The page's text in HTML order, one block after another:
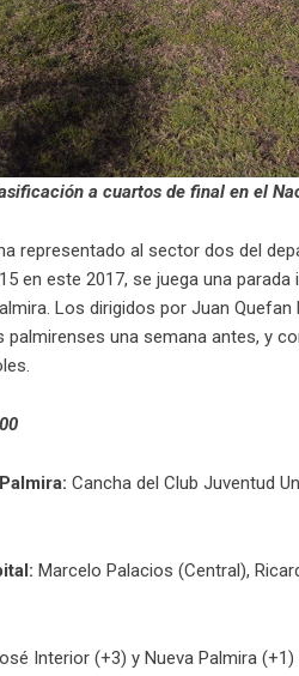
a cuartos de final en el
representado al sector dos del
en este 2017, se juega una
Los dirigidos por Juan
una semana antes, y
Cancha del Club Juventud
Marcelo Palacios (Central),
Interior (+3) y Nueva Palmira (+1)